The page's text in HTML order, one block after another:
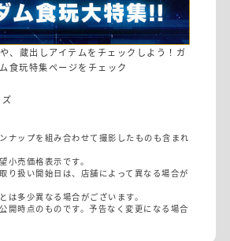
、蔵出しアイテムをチェックしよう！ガ
食玩特集ページをチェック
ナップを組み合わせて撮影したものも含まれ
小売価格表示です。
り扱い開始日は、店舗によって異なる場合が
は多少異なる場合がございます。
開時点のものです。予告なく変更になる場合